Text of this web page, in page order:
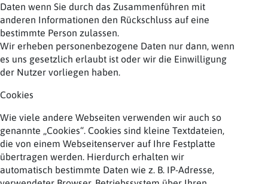
Daten wenn Sie durch das Zusammenführen mit
anderen Informationen den Rückschluss auf eine
bestimmte Person zulassen.
Wir erheben personenbezogene Daten nur dann, wenn
es uns gesetzlich erlaubt ist oder wir die Einwilligung
der Nutzer vorliegen haben.
Cookies
Wie viele andere Webseiten verwenden wir auch so
genannte „Cookies“. Cookies sind kleine Textdateien,
die von einem Webseitenserver auf Ihre Festplatte
übertragen werden. Hierdurch erhalten wir
automatisch bestimmte Daten wie z. B. IP-Adresse,